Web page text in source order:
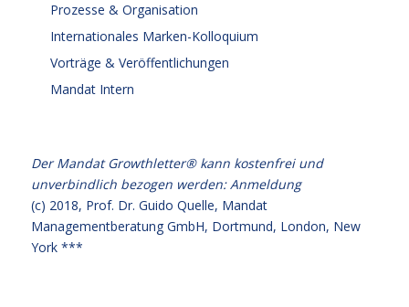
Prozesse & Organisation
Internationales Marken-Kolloquium
Vorträge & Veröffentlichungen
Mandat Intern
Der Mandat Growthletter® kann kostenfrei und
unverbindlich bezogen werden:Anmeldung
(c) 2018, Prof. Dr. Guido Quelle, Mandat
Managementberatung GmbH, Dortmund, London, New
York ***